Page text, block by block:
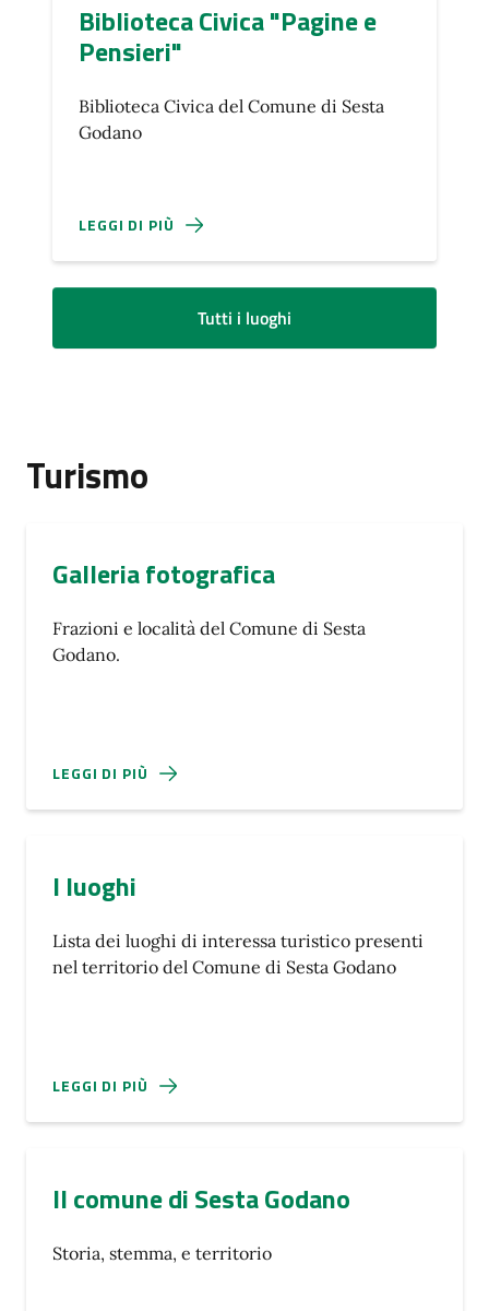
Biblioteca Civica "Pagine e
Pensieri"
Biblioteca Civica del Comune di Sesta
Godano
LEGGI DI PIÙ
Tutti i luoghi
Turismo
Galleria fotografica
Frazioni e località del Comune di Sesta
Godano.
LEGGI DI PIÙ
I luoghi
Lista dei luoghi di interessa turistico presenti
nel territorio del Comune di Sesta Godano
LEGGI DI PIÙ
Il comune di Sesta Godano
Storia, stemma, e territorio